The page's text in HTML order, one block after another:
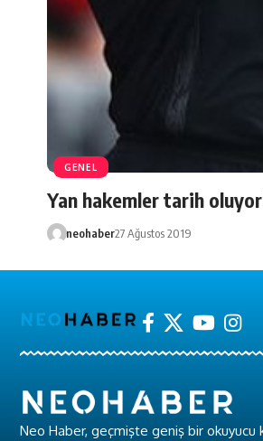
GENEL
Yan hakemler tarih
neohaber27 Ağustos 2019
Neo Haber, geçmişte geniş bir